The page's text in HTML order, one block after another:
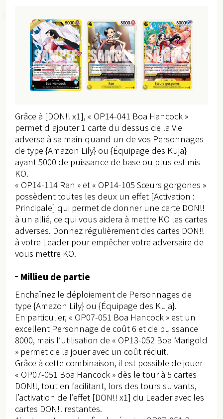
Grâce à [DON!! x1], « OP14-041 Boa Hancock »
permet d'ajouter 1 carte du dessus de la Vie
adverse à sa main quand un de vos Personnages
de type {Amazon Lily} ou {Équipage des Kuja}
ayant 5000 de puissance de base ou plus est mis
KO.
« OP14-114 Ran » et « OP14-105 Sœurs gorgones »
possèdent toutes les deux un effet [Activation :
Principale] qui permet de donner une carte DON!!
à un allié, ce qui vous aidera à mettre KO les cartes
adverses. Donnez régulièrement des cartes DON!!
à votre Leader pour empêcher votre adversaire de
vous mettre KO.
Millieu de partie
Enchaînez le déploiement de Personnages de
type {Amazon Lily} ou {Équipage des Kuja}.
En particulier, « OP07-051 Boa Hancock » est un
excellent Personnage de coût 6 et de puissance
8000, mais l’utilisation de « OP13-052 Boa Marigold
» permet de la jouer avec un coût réduit.
Grâce à cette combinaison, il est possible de jouer
« OP07-051 Boa Hancock » dès le tour à 5 cartes
DON!!, tout en facilitant, lors des tours suivants,
l’activation de l’effet [DON!! x1] du Leader avec les
cartes DON!! restantes.